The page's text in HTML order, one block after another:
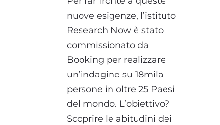
nuove esigenze, l’istituto
Research Now è stato
commissionato da
Booking per realizzare
un’indagine su 18mila
persone in oltre 25 Paesi
del mondo. L’obiettivo?
Scoprire le abitudini dei